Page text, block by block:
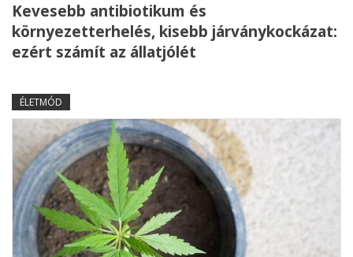
Kevesebb antibiotikum és
környezetterhelés, kisebb járványkockázat:
ezért számít az állatjólét
ÉLETMÓD